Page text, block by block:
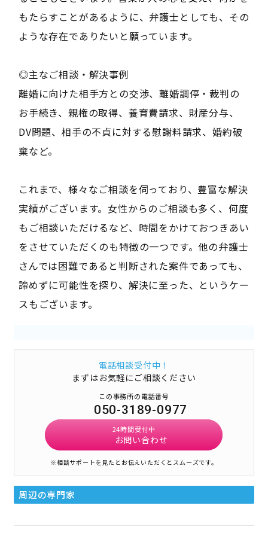
もたらすことがあるように、弁護士としても、その
ような存在でありたいと願っています。
◎主なご相談・解決事例
離婚に向けた相手方との交渉、離婚調停・裁判の
お手続き、親権の取得、養育費請求、財産分与、
DV問題、相手の不貞に対する慰謝料請求、婚約破
棄など。
これまで、様々なご相談を伺っており、豊富な解決
実績がございます。女性からのご相談も多く、何度
もご相談いただけるなど、時間をかけておつきあい
をさせていただくのも特徴の一つです。他の弁護士
さんでは困難であると判断された案件であっても、
諦めずに可能性を探り、解決に至った、というケー
スもございます。
電話相談受付中！
まずはお気軽にご相談ください
この事務所の電話番号
050-3189-0977
24時間受付中
お問い合わせ
※相談サポートを見たとお伝えいただくとスムーズです。
周辺の専門家